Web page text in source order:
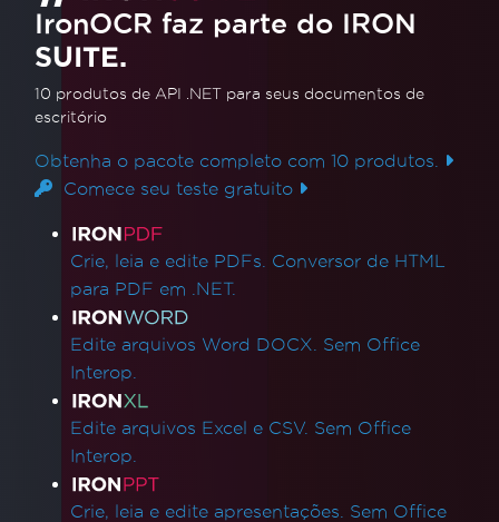
IronOCR faz parte do IRON
SUITE.
10 produtos de API .NET para seus documentos de
escritório
Obtenha o pacote completo com 10 produtos.
Comece seu teste gratuito
Links de produtos
Crie, leia e edite PDFs. Conversor de HTML
para PDF em .NET.
Edite arquivos Word DOCX. Sem Office
Interop.
Edite arquivos Excel e CSV. Sem Office
Interop.
Crie, leia e edite apresentações. Sem Office